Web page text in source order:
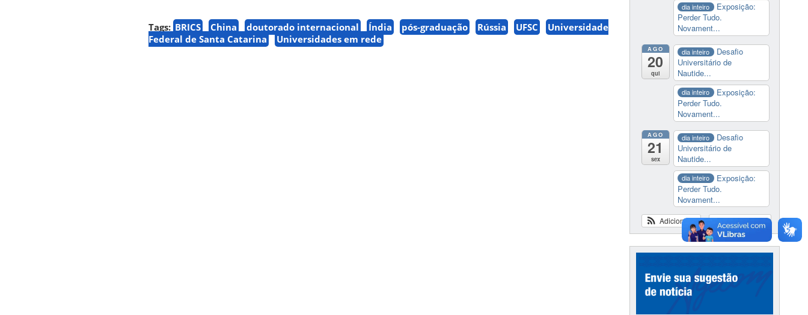
Tags: BRICS China doutorado internacional Índia pós-graduação Rússia UFSC
Universidade
Federal de Santa Catarina
Universidades em rede
dia inteiro
Exposição:
Perder Tudo.
Novament...
AGO
20
qui
dia inteiro
Desafio
Universitário de
Nautide...
dia inteiro
Exposição:
Perder Tudo.
Novament...
AGO
21
sex
dia inteiro
Desafio
Universitário de
Nautide...
dia inteiro
Exposição:
Perder Tudo.
Novament...
Ver calendário
Adicionar